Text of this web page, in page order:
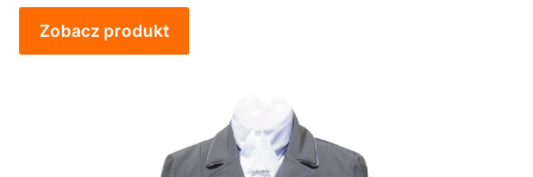
Zobacz produkt